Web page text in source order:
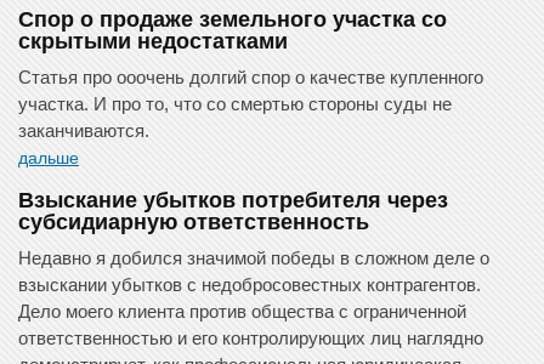
Спор о продаже земельного участка со
скрытыми недостатками
Статья про ооочень долгий спор о качестве купленного
участка. И про то, что со смертью стороны суды не
заканчиваются.
дальше
Взыскание убытков потребителя через
субсидиарную ответственность
Недавно я добился значимой победы в сложном деле о
взыскании убытков с недобросовестных контрагентов.
Дело моего клиента против общества с ограниченной
ответственностью и его контролирующих лиц наглядно